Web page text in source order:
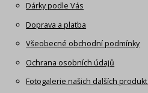
Dárky podle Vás
Doprava a platba
Všeobecné obchodní podmínky
Ochrana osobních údajů
Fotogalerie našich dalších